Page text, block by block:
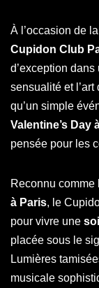
À l’occasion de la
Cupidon Club
d’exception
sensualité et
qu’un simple
Valentine’s Day
pensée pour les
Reconnu comme
à Paris, le
pour vivre une
placée sous le
Lumières
musicale